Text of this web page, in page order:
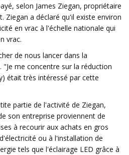
selon James Ziegan, propriétaire
Ziegan a déclaré qu'il existe environ
en vrac à l'échelle nationale qui
vrac.
de nous lancer dans la
me concentre sur la réduction
était très intéressé par cette
partie de l'activité de Ziegan,
son entreprise proviennent de
à recourir aux achats en gros
ou à l'installation de
tels que l'éclairage LED grâce à